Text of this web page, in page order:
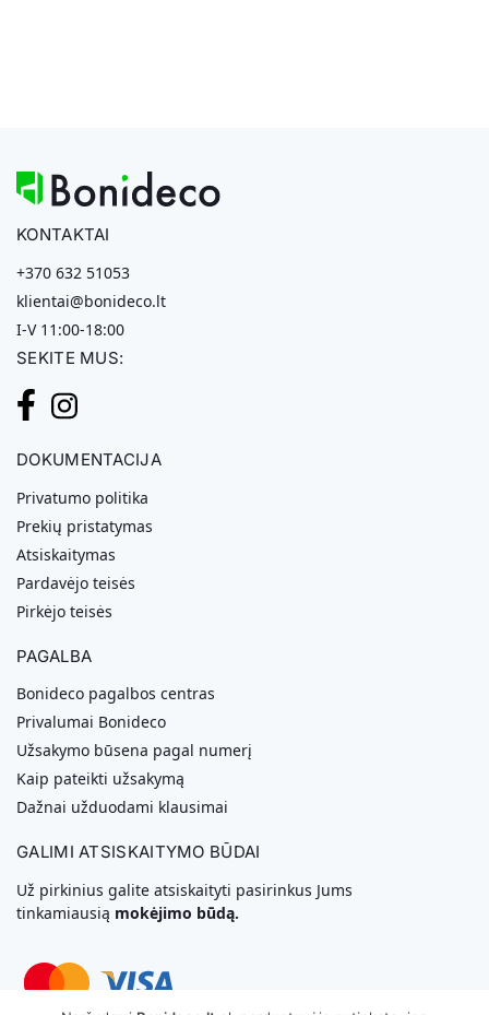
KONTAKTAI
+370 632 51053
klientai@bonideco.lt
I-V 11:00-18:00
SEKITE MUS:
DOKUMENTACIJA
Privatumo politika
Prekių pristatymas
Atsiskaitymas
Pardavėjo teisės
Pirkėjo teisės
PAGALBA
Bonideco pagalbos centras
Privalumai Bonideco
Užsakymo būsena pagal numerį
Kaip pateikti užsakymą
Dažnai užduodami klausimai
GALIMI ATSISKAITYMO BŪDAI
Už pirkinius galite atsiskaityti pasirinkus Jums
tinkamiausią mokėjimo būdą.